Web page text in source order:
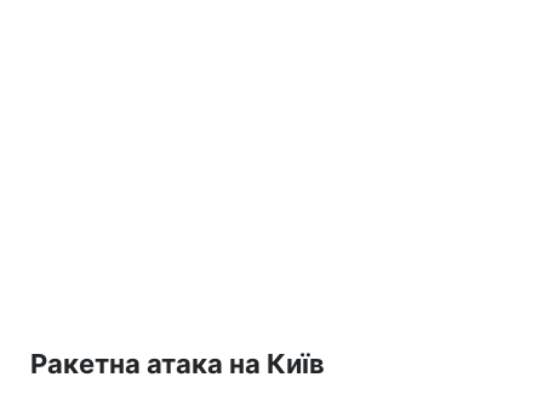
Ракетна атака на Київ